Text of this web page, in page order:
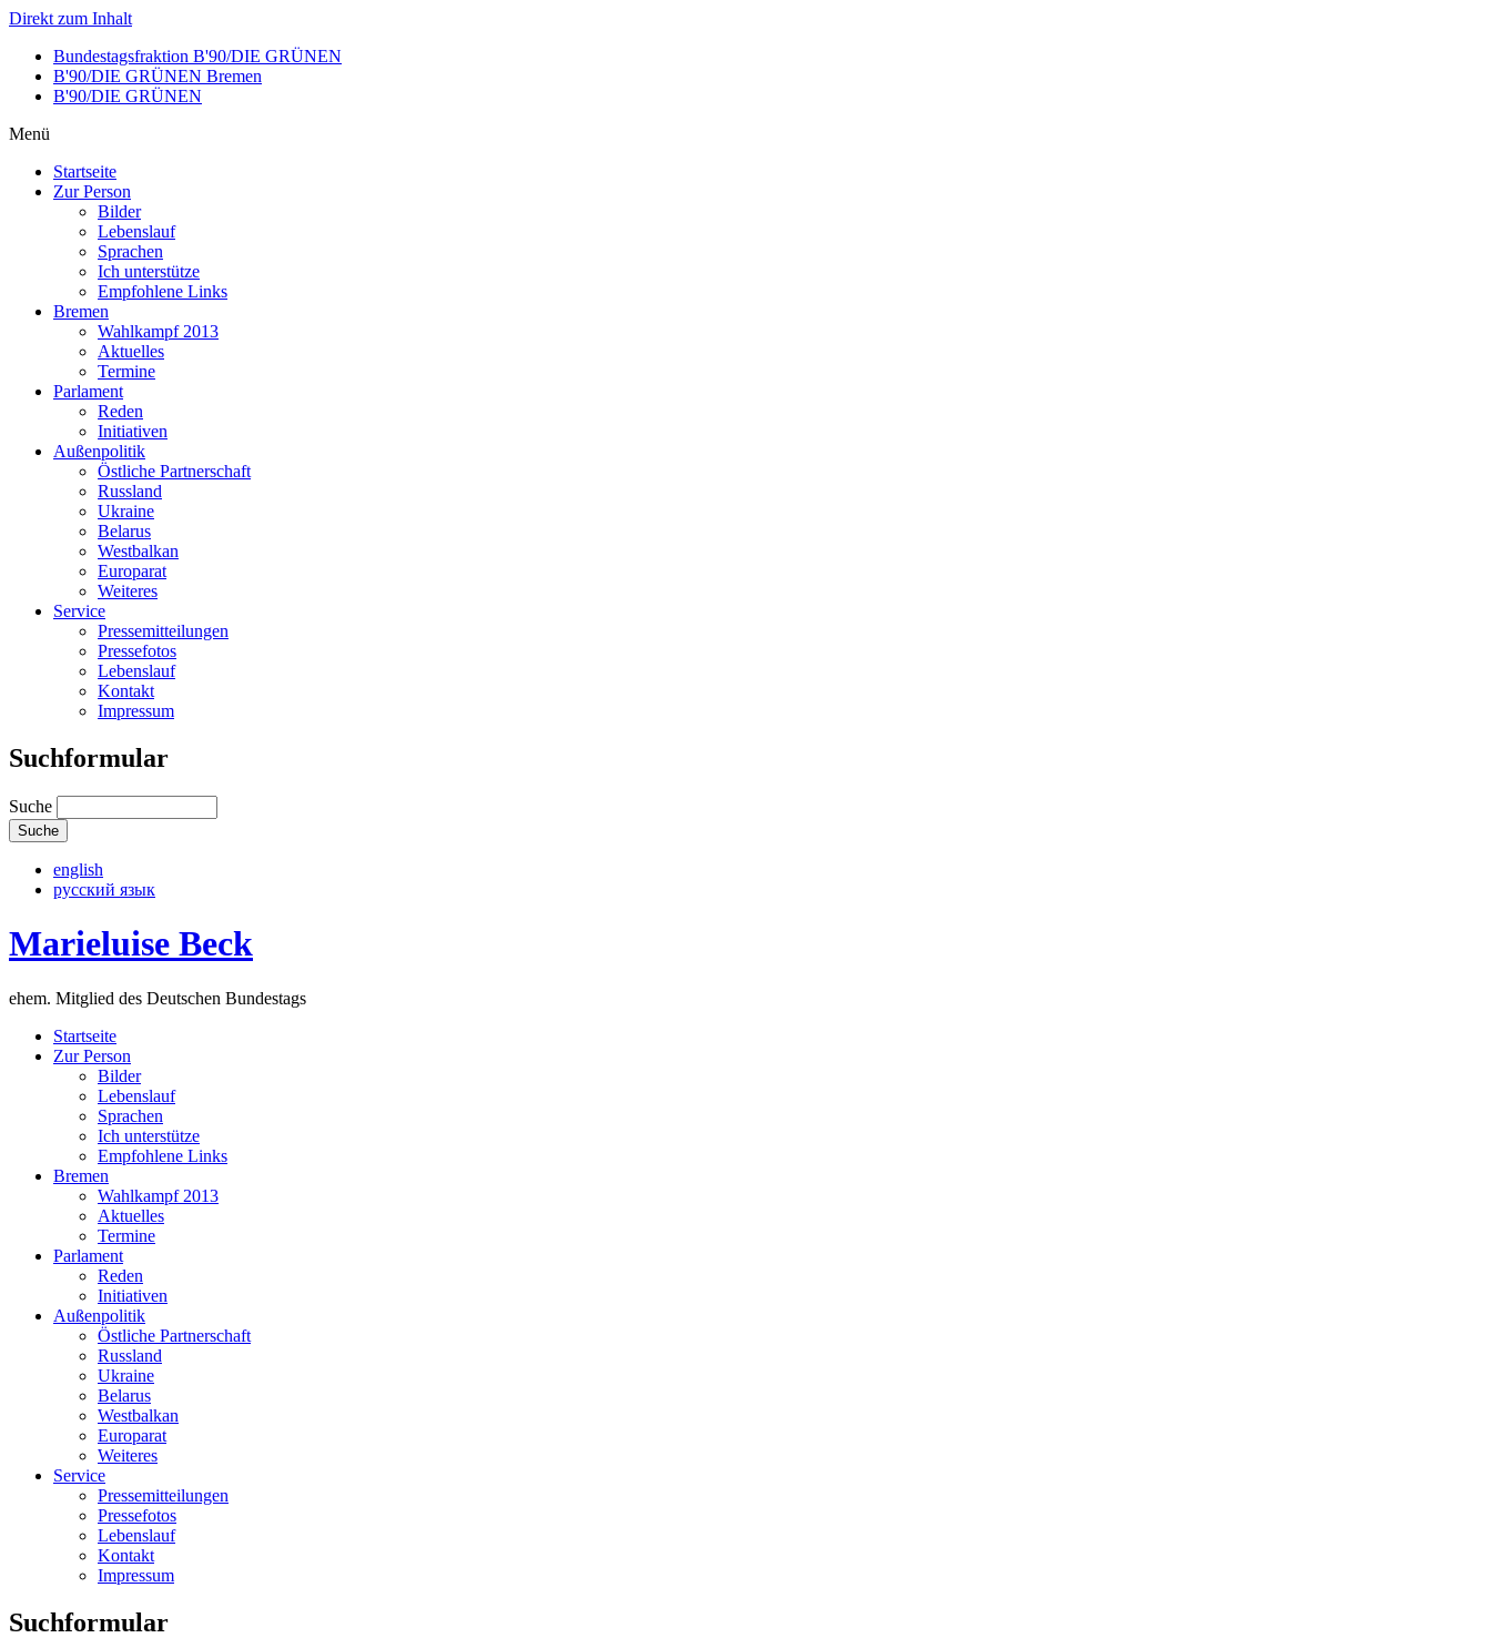
Direkt zum Inhalt
Bundestagsfraktion B'90/DIE GRÜNEN
B'90/DIE GRÜNEN Bremen
B'90/DIE GRÜNEN
Menü
Startseite
Zur Person
Bilder
Lebenslauf
Sprachen
Ich unterstütze
Empfohlene Links
Bremen
Wahlkampf 2013
Aktuelles
Termine
Parlament
Reden
Initiativen
Außenpolitik
Östliche Partnerschaft
Russland
Ukraine
Belarus
Westbalkan
Europarat
Weiteres
Service
Pressemitteilungen
Pressefotos
Lebenslauf
Kontakt
Impressum
Suchformular
Suche
english
русский язык
Marieluise Beck
ehem. Mitglied des Deutschen Bundestags
Startseite
Zur Person
Bilder
Lebenslauf
Sprachen
Ich unterstütze
Empfohlene Links
Bremen
Wahlkampf 2013
Aktuelles
Termine
Parlament
Reden
Initiativen
Außenpolitik
Östliche Partnerschaft
Russland
Ukraine
Belarus
Westbalkan
Europarat
Weiteres
Service
Pressemitteilungen
Pressefotos
Lebenslauf
Kontakt
Impressum
Suchformular